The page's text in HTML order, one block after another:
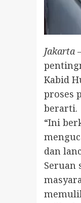
Jakarta
Kabid
proses
berarti.
“Ini
dan
Seruan